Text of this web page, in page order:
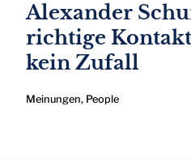
Alexander
richtige
kein Zufall
Meinungen, People